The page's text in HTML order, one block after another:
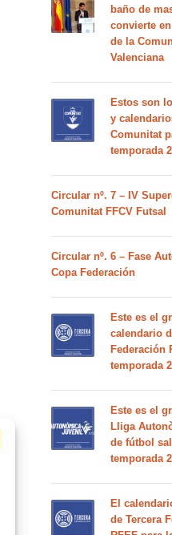
baño de
convierte
de la
Valenciana
Estos son
y
Comunitat
temporada
Circular nº. 7 – IV
Comunitat FFCV Futsal
Circular nº. 6 – Fase
Copa Federación
Este es el
calendario
Federación
temporada
Este es el
Lliga
de fútbol
temporada
El
de Tercera